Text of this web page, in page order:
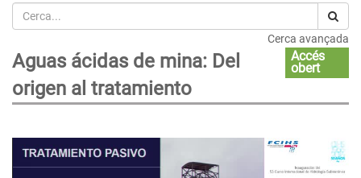
Cerca
Cerca avançada
Aguas ácidas de mina: Del
origen al tratamiento
Accés
obert